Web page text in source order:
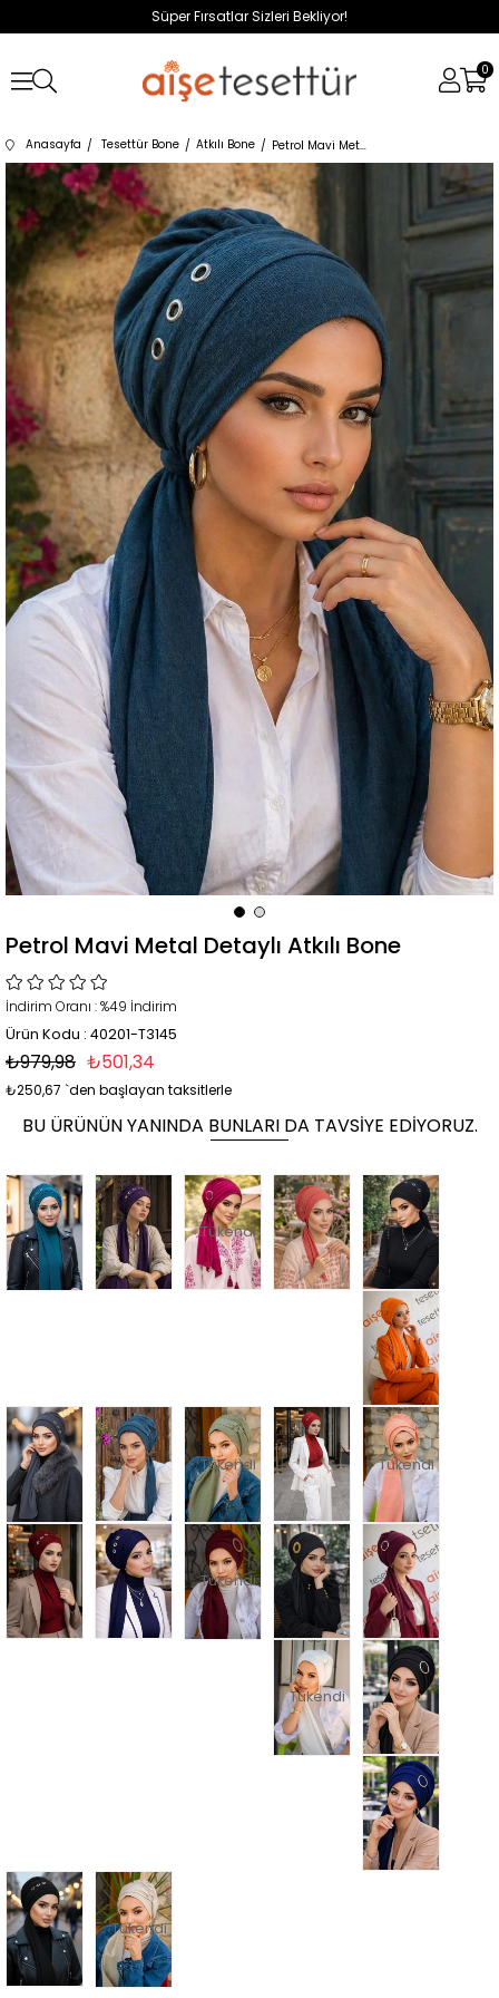
Süper Fırsatlar Sizleri Bekliyor!
0
Anasayfa Tesettür Bone Atkılı Bone Petrol Mavi Metal Detaylı Atkılı Bone
Petrol Mavi Metal Detaylı Atkılı Bone
İndirim Oranı :%49 İndirim
Ürün Kodu : 40201-T3145
₺979,98 ₺501,34
₺250,67 `den başlayan taksitlerle
BU ÜRÜNÜN YANINDA BUNLARI DA TAVSIYE EDIYORUZ.
Tükendi
Tükendi Tükendi
Tükendi
Tükendi
Tükendi